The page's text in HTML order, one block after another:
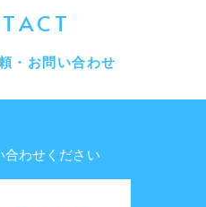
・お問い合わせ
合わせください